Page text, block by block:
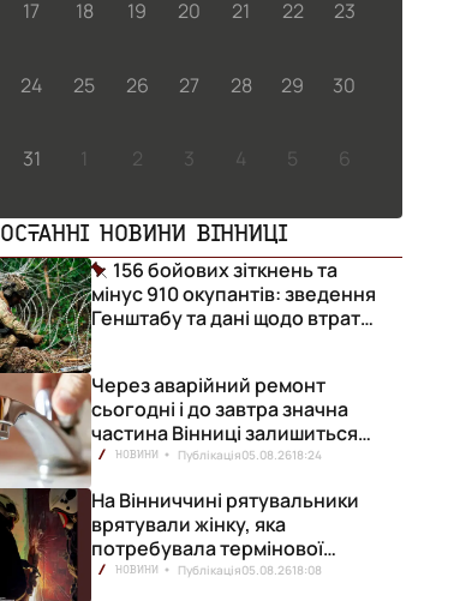
17 18 19 20 21 22 23
24 25 26 27 28 29 30
31 1 2 3 4 5 6
ОСТАННІ НОВИНИ ВІННИЦІ
156 бойових зіткнень та
мінус 910 окупантів: зведення
Генштабу та дані щодо втрат
Через аварійний ремонт
сьогодні і до завтра значна
частина Вінниці залишиться
без води
НОВИНИ Публікація05.08.2618:24
На Вінниччині рятувальники
врятували жінку, яка
потребувала термінової
медичної допомоги
НОВИНИ Публікація05.08.2618:08